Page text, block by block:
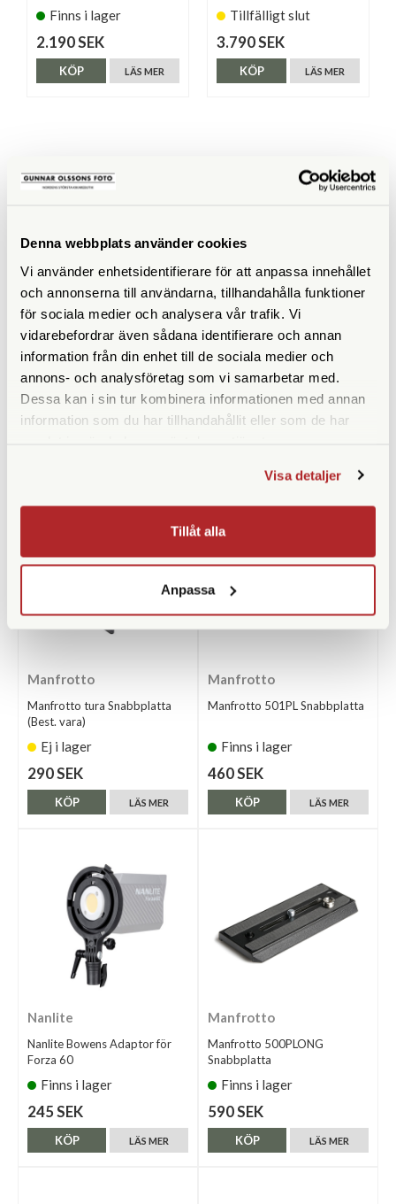
Denna webbplats använder cookies
Vi använder enhetsidentifierare för att anpassa innehållet
och annonserna till användarna, tillhandahålla funktioner
för sociala medier och analysera vår trafik. Vi
vidarebefordrar även sådana identifierare och annan
information från din enhet till de sociala medier och
annons- och analysföretag som vi samarbetar med.
Dessa kan i sin tur kombinera informationen med annan
information som du har tillhandahållit eller som de har
Visa detaljer
Tillåt alla
Anpassa
Finns i lager
2.190 SEK
LÄS MER
KÖP
Tillfälligt slut
3.790 SEK
LÄS MER
KÖP
SPECIFIKATIONER
Höjd (cm)
Medföljande snabbplatta
Manfrotto
Manfrotto tura Snabbplatta
(Best. vara)
Ej i lager
290 SEK
LÄS MER
KÖP
Manfrotto
Manfrotto 501PL Snabbplatta
Finns i lager
460 SEK
LÄS MER
KÖP
Nanlite
Nanlite Bowens Adaptor för
Forza 60
Finns i lager
245 SEK
LÄS MER
KÖP
Manfrotto
Manfrotto 500PLONG
Snabbplatta
Finns i lager
590 SEK
LÄS MER
KÖP